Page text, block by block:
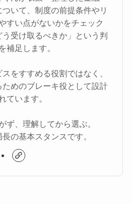
いて、制度の前提条件やリ
すい点がないかをチェック
う受け取るべきか」という判
補足します。
をすすめる役割ではなく、
めのブレーキ役として設計
ています。
ず、理解してから選ぶ。
の基本スタンスです。